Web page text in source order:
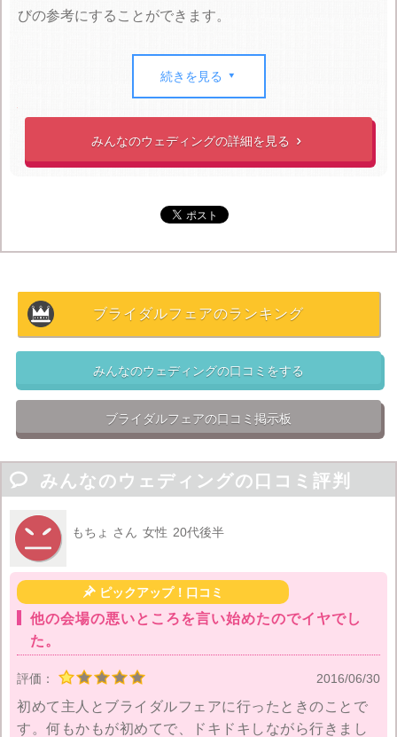
びの参考にすることができます。
口コミってやらせが多いんじゃ？と思う方もいるかもし
れませんが、みんなのウェディングでは
していますし、やらせ排除に力を入れています。
、かなり信ぴょう性が高いと言えます。
支持されているポイント
 実際にかかったウェディング費用を見ることがで
 学生以下のゲストの料理代が無料!!
他にはないみんなのウェディングならではのキャンペー
ンの一つに、 学生以下のゲストの料理代が無料になると
いうものがあります。参加人数分料理代もかかりますの
で、ゲストに学生以下の子どもが多いという方にはかな
りお得なキャンペーンなのでおすすめです。
まず、自分たちに合ったプランを決めることが大切で
す。 サイト内の悩み相談や相談カウンターを利用して
みごとを解決しながら
人で詳細を決めてゆきましょう。
みんなのウェディングの式場やプランの口コミ、費用明
細は下記のボタンからみることができます。
続きを見る 
みんなのウェディングの詳細を見る 
ブライダルフェアのランキング
みんなのウェディングの口コミをする
ブライダルフェアの口コミ掲示板
 みんなのウェディングの口コミ評判
もちょ さん 女性 20代後半
ピックアップ！口コミ
他の会場の悪いところを言い始めたのでイヤでし
た。
評価： 2016/06/30
初めて主人とブライダルフェアに行ったときのことで
す。何もかもが初めてで、ドキドキしながら行きまし